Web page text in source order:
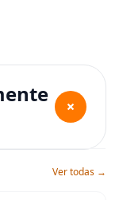
+
Ver todas →